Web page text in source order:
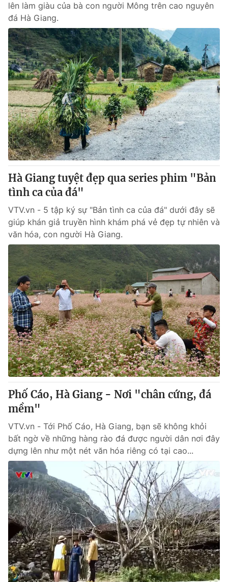
lên làm giàu của bà con người Mông trên cao nguyên
đá Hà Giang.
Hà Giang tuyệt đẹp qua series phim "Bản
tình ca của đá"
VTV.vn - 5 tập ký sự "Bản tình ca của đá" dưới đây sẽ
giúp khán giả truyền hình khám phá vẻ đẹp tự nhiên và
văn hóa, con người Hà Giang.
Phố Cáo, Hà Giang - Nơi "chân cứng, đá
mềm"
VTV.vn - Tới Phố Cáo, Hà Giang, bạn sẽ không khỏi
bất ngờ về những hàng rào đá được người dân nơi đây
dựng lên như một nét văn hóa riêng có tại cao...